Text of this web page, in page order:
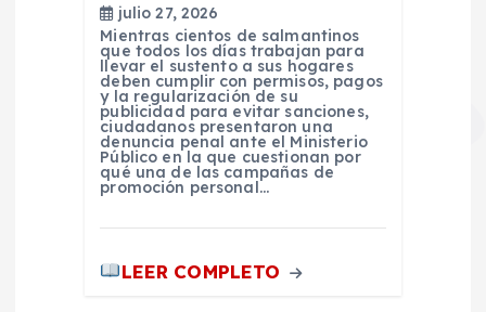
julio 27, 2026
Mientras cientos de salmantinos
que todos los días trabajan para
llevar el sustento a sus hogares
deben cumplir con permisos, pagos
y la regularización de su
publicidad para evitar sanciones,
ciudadanos presentaron una
denuncia penal ante el Ministerio
Público en la que cuestionan por
qué una de las campañas de
promoción personal…
LEER COMPLETO